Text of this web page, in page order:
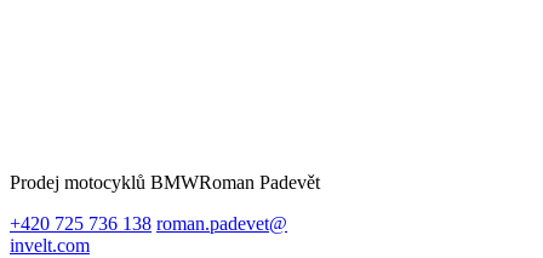
Prodej motocyklů BMWRoman Padevět
+420 725 736 138 roman.padevet@
invelt.com